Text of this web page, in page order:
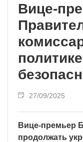
Вице-
27/09/2025
Вице-премьер
продолжать